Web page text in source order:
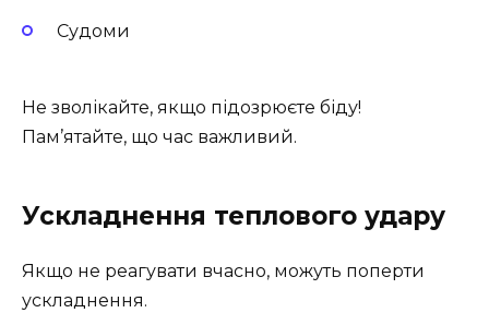
Судоми
Не зволікайте, якщо підозрюєте біду!
Пам’ятайте, що час важливий.
Ускладнення теплового удару
Якщо не реагувати вчасно, можуть поперти
ускладнення.